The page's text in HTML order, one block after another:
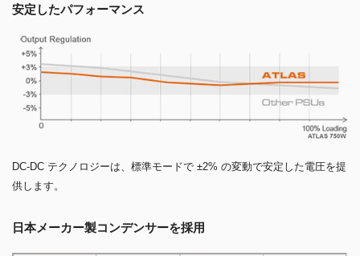
安定したパフォーマンス
DC-DC テクノロジーは、標準モードで ±2% の変動で安定した電圧を提
供します。
日本メーカー製コンデンサーを採用